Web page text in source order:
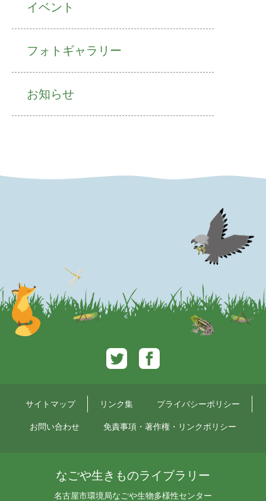
イベント
フォトギャラリー
お知らせ
Twitter
サイトマップ リンク集 プライバシーポリシー
お問い合わせ 免責事項・著作権・リンクポリシー
なごや生きものライブラリー
名古屋市環境局なごや生物多様性センター